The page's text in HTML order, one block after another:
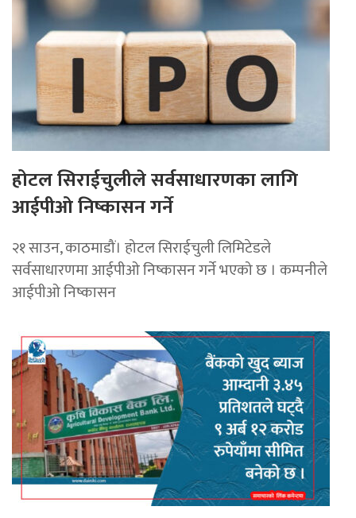
होटल सिराईचुलीले सर्वसाधारणका लागि
आईपीओ निष्कासन गर्ने
२१ साउन, काठमाडौं। होटल सिराईचुली लिमिटेडले
सर्वसाधारणमा आईपीओ निष्कासन गर्ने भएको छ । कम्पनीले
आईपीओ निष्कासन